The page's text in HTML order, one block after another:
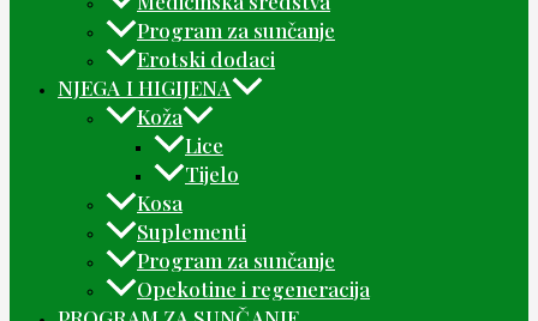
Program za sunčanje
Erotski dodaci
NJEGA I HIGIJENA
Koža
Lice
Tijelo
Kosa
Suplementi
Program za sunčanje
Opekotine i regeneracija